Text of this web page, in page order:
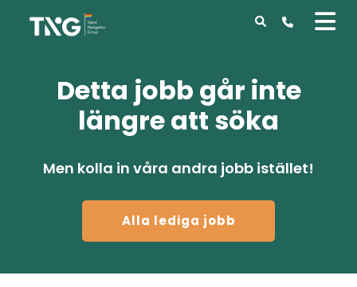
Detta jobb går inte
längre att söka
Men kolla in våra andra jobb istället!
Alla lediga jobb